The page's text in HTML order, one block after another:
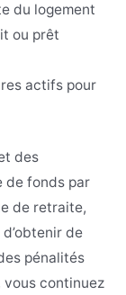
du logement
ou prêt
actifs pour
des
de fonds par
de retraite,
de
pénalités
vous continuez